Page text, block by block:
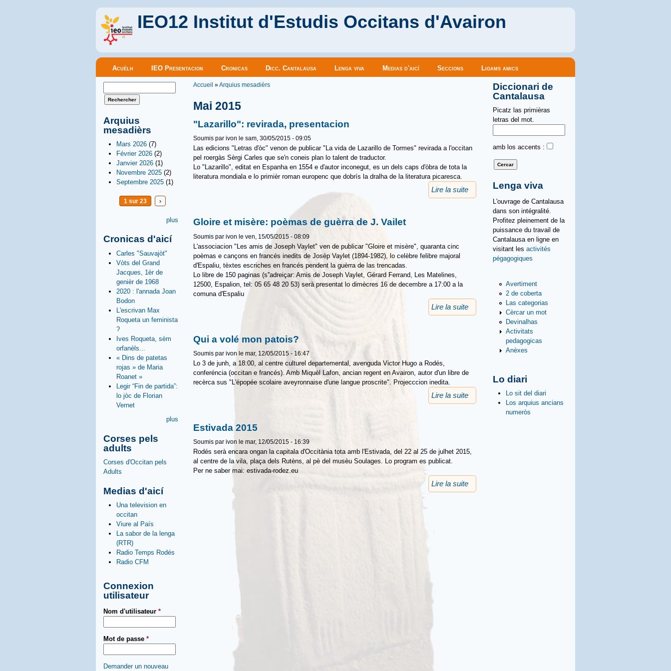
IEO12 Institut d'Estudis Occitans d'Avairon
Menu principal
Acuèlh IEO Presentacion Cronicas Dicc. Cantalausa Lenga viva Medias d'aicí Seccions Ligams amics
Formulaire de recherche
Arquius
mesadièrs
Mars 2026 (7)
Février 2026 (2)
Janvier 2026 (1)
Novembre 2025 (2)
Septembre 2025 (1)
1 sur 23 ›
plus
Cronicas d'aicí
Carles "Sauvajòt"
Vòts del Grand
Jacques, 1èr de
genièr de 1968
2020 : l'annada Joan
Bodon
L'escrivan Max
Roqueta un feminista
?
Ives Roqueta, sèm
orfanèls...
« Dins de patetas
rojas » de Maria
Roanet »
Legir “Fin de partida”:
lo jòc de Florian
Vernet
plus
Corses pels
adults
Corses d'Occitan pels
Adults
Medias d'aicí
Una television en
occitan
Viure al País
La sabor de la lenga
(RTR)
Radio Temps Rodés
Radio CFM
Connexion
utilisateur
Nom d'utilisateur *
Mot de passe *
Demander un nouveau
Vous êtes ici
Accueil »Arquius mesadièrs
Mai 2015
"Lazarillo": revirada, presentacion
Soumis par ivon le sam, 30/05/2015 - 09:05
Las edicions "Letras d'òc" venon de publicar "La vida de Lazarillo de Tormes" revirada a l'occitan
pel roergàs Sèrgi Carles que se'n coneis plan lo talent de traductor.
Lo "Lazarillo", editat en Espanha en 1554 e d'autor inconegut, es un dels caps d'òbra de tota la
literatura mondiala e lo primièr roman europenc que dobrís la dralha de la literatura picaresca.
Lire la suite de "Lazarillo": revirada, presentacion
Gloire et misère: poèmas de guèrra de J. Vailet
Soumis par ivon le ven, 15/05/2015 - 08:09
L'associacion "Les amis de Joseph Vaylet" ven de publicar "Gloire et misère", quaranta cinc
poèmas e cançons en francés inedits de Josèp Vaylet (1894-1982), lo celèbre felibre majoral
d'Espaliu, tèxtes escriches en francés pendent la guèrra de las trencadas.
Lo libre de 150 paginas (s''adreiçar: Amis de Joseph Vaylet, Gérard Ferrand, Les Matelines,
12500, Espalion, tel: 05 65 48 20 53) serà presentat lo dimècres 16 de decembre a 17:00 a la
comuna d'Espaliu
Lire la suite de Gloire et misère: poèmas de guèrra de J. Vailet
Qui a volé mon patois?
Soumis par ivon le mar, 12/05/2015 - 16:47
Lo 3 de junh, a 18:00, al centre culturel departemental, avenguda Victor Hugo a Rodés,
conferéncia (occitan e francés). Amb Miquèl Lafon, ancian regent en Avairon, autor d'un libre de
recèrca sus "L'épopée scolaire aveyronnaise d'une langue proscrite". Projecccion inedita.
Lire la suite de Qui a volé mon patois?
Estivada 2015
Soumis par ivon le mar, 12/05/2015 - 16:39
Rodés serà encara ongan la capitala d'Occitània tota amb l'Estivada, del 22 al 25 de julhet 2015,
al centre de la vila, plaça dels Rutèns, al pè del musèu Soulages. Lo program es publicat.
Per ne saber mai: estivada-rodez.eu
Lire la suite
Diccionari de
Cantalausa
Picatz las primièras
letras del mot.
amb los accents :
Lenga viva
L'ouvrage de Cantalausa
dans son intégralité.
Profitez pleinement de la
puissance du travail de
Cantalausa en ligne en
visitant les activités
pégagogiques
Avertiment
2 de coberta
Las categorias
Cèrcar un mot
Devinalhas
Activitats
pedagogicas
Anèxes
Lo diari
Lo sit del diari
Los arquius ancians
numeròs